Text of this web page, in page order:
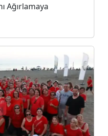
Ağırlamaya